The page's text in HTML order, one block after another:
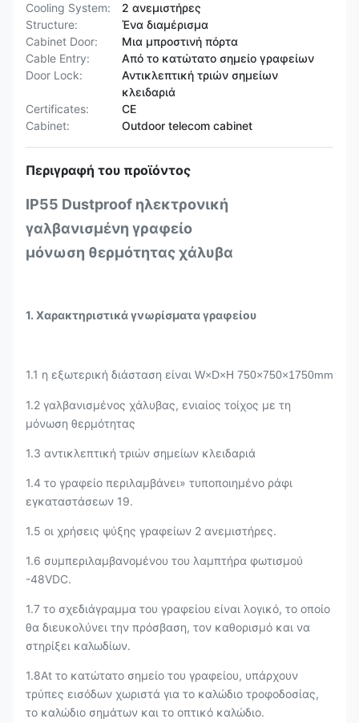
Cooling System:
2 ανεμιστήρες
Structure:
Ένα διαμέρισμα
Cabinet Door:
Μια μπροστινή πόρτα
Cable Entry:
Από το κατώτατο σημείο γραφείων
Door Lock:
Αντικλεπτική τριών σημείων
κλειδαριά
Certificates:
CE
Cabinet:
Outdoor telecom cabinet
Περιγραφή του προϊόντος
IP55 Dustproof ηλεκτρονική
γαλβανισμένη γραφείο
μόνωση θερμότητας χάλυβα
1. Χαρακτηριστικά γνωρίσματα γραφείου
1.1 η εξωτερική διάσταση είναι W×D×H 750×750×1750mm
1.2 γαλβανισμένος χάλυβας, ενιαίος τοίχος με τη
μόνωση θερμότητας
1.3 αντικλεπτική τριών σημείων κλειδαριά
1.4 το γραφείο περιλαμβάνει» τυποποιημένο ράφι
εγκαταστάσεων 19.
1.5 οι χρήσεις ψύξης γραφείων 2 ανεμιστήρες.
1.6 συμπεριλαμβανομένου του λαμπτήρα φωτισμού
-48VDC.
1.7 το σχεδιάγραμμα του γραφείου είναι λογικό, το οποίο
θα διευκολύνει την πρόσβαση, τον καθορισμό και να
στηρίξει καλωδίων.
1.8At το κατώτατο σημείο του γραφείου, υπάρχουν
τρύπες εισόδων χωριστά για το καλώδιο τροφοδοσίας,
το καλώδιο σημάτων και το οπτικό καλώδιο.